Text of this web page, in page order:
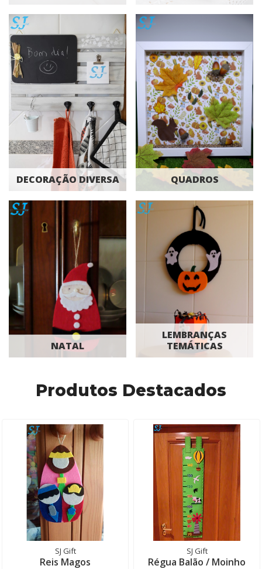
DECORAÇÃO DIVERSA QUADROS
NATAL
LEMBRANÇAS
TEMÁTICAS
Produtos Destacados
SJ Gift
Reis Magos
SJ Gift
Régua Balão / Moinho